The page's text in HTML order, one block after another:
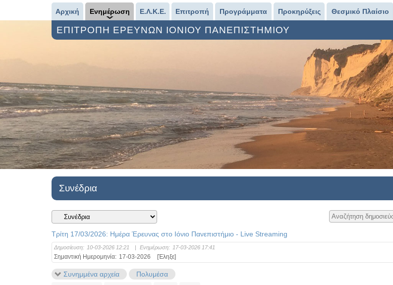
Αρχική Ενημέρωση Ε.Λ.Κ.Ε. Επιτροπή Προγράμματα Προκηρύξεις Θεσμικό Πλαίσιο
ΕΠΙΤΡΟΠΗ ΕΡΕΥΝΩΝ ΙΟΝΙΟΥ ΠΑΝΕΠΙΣΤΗΜΙΟΥ
Συνέδρια
Τρίτη 17/03/2026: Ημέρα Έρευνας στο Ιόνιο Πανεπιστήμιο - Live Streaming
Δημοσίευση: 10-03-2026 12:21 | Ενημέρωση: 17-03-2026 17:41
Σημαντική Ημερομηνία: 17-03-2026 [Έληξε]
Συνημμένα αρχεία Πολυμέσα